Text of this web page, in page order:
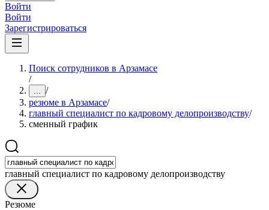
Войти
Войти
Зарегистрироваться
Поиск сотрудников в Арзамасе
/
... /
резюме в Арзамасе/
главный специалист по кадровому делопроизводству/
сменный график
главный специалист по кадровому делопроизводству
Резюме